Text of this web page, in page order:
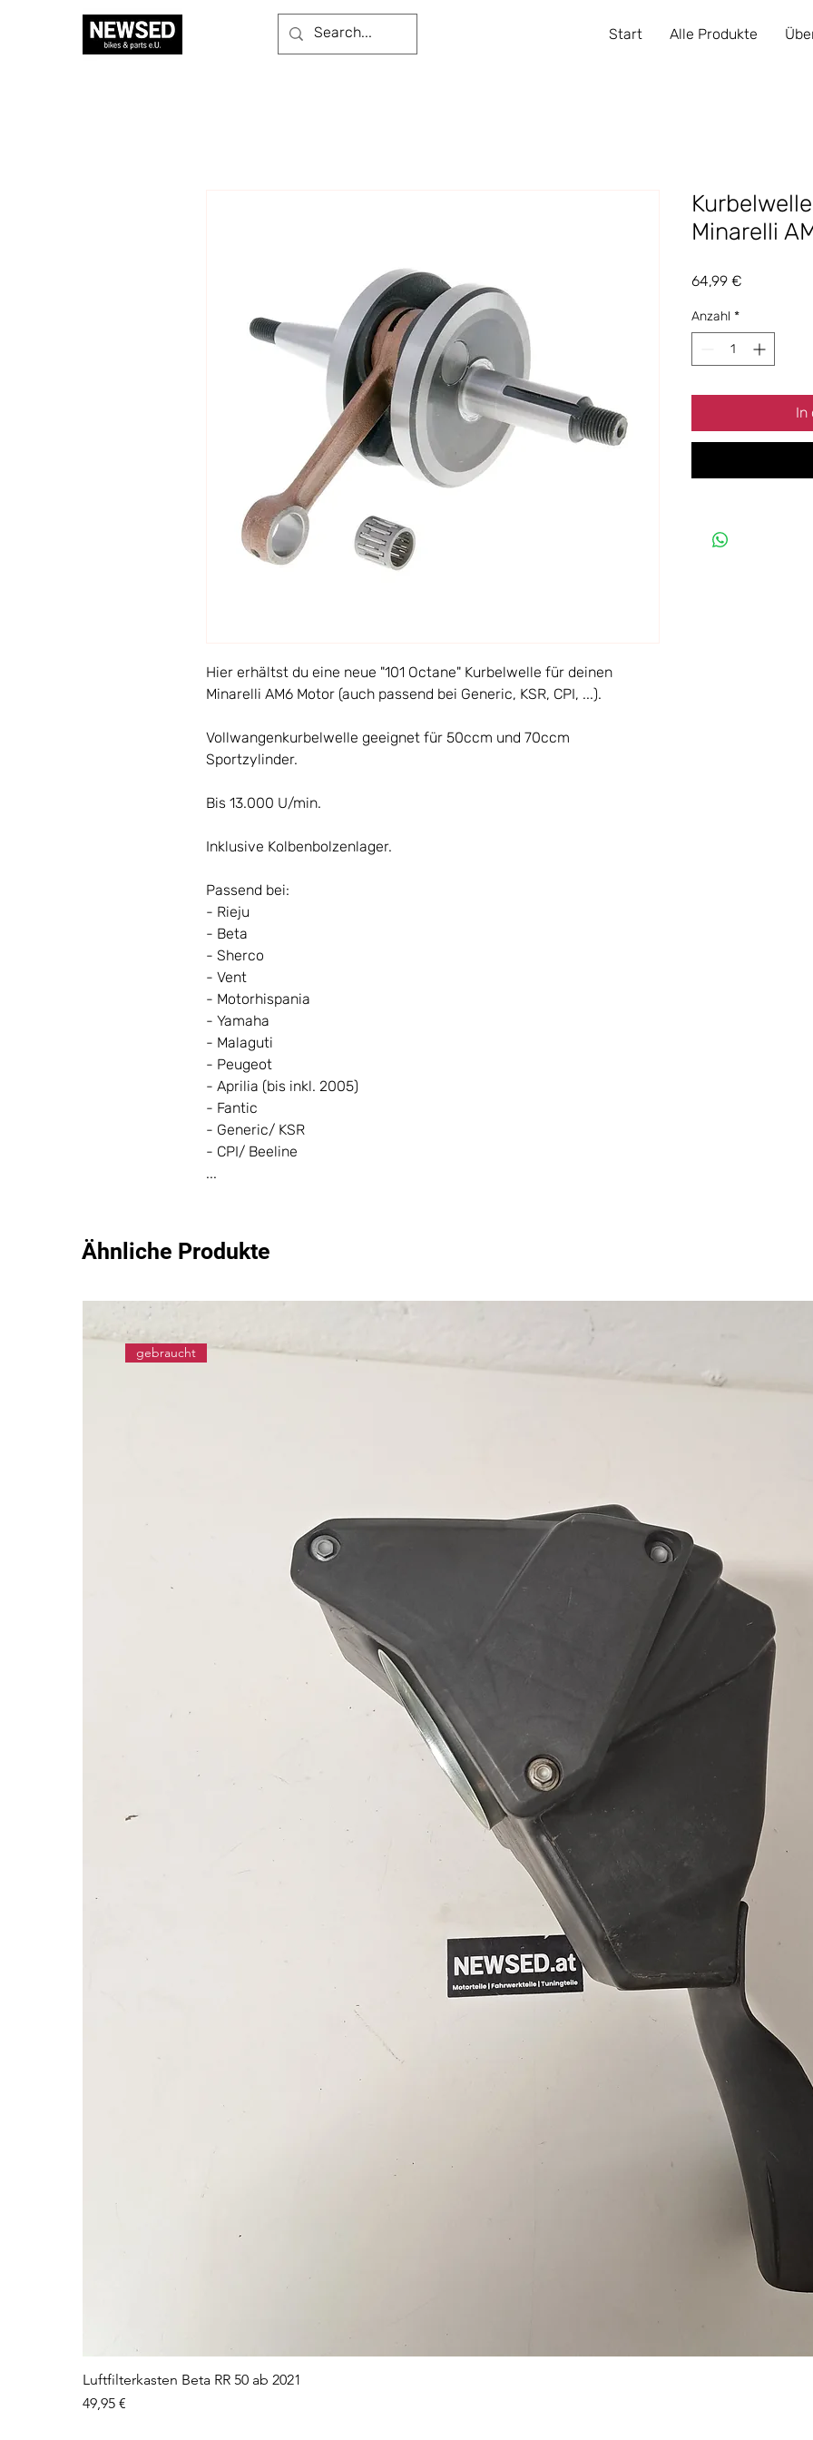
Start Alle Produkte
Hier erhältst du eine neue "101 Octane" Kurbelwelle für deinen
Minarelli AM6 Motor (auch passend bei Generic, KSR, CPI, ...).
Vollwangenkurbelwelle geeignet für 50ccm und 70ccm
Sportzylinder.
Bis 13.000 U/min.
Inklusive Kolbenbolzenlager.
Passend bei:
- Rieju
- Beta
- Sherco
- Vent
- Motorhispania
- Yamaha
- Malaguti
- Peugeot
- Aprilia (bis inkl. 2005)
- Fantic
- Generic/ KSR
- CPI/ Beeline
...
Minarelli
64,99 €
Anzahl *
In
Ähnliche Produkte
gebraucht
Luftfilterkasten Beta RR 50 ab 2021
Preis
49,95 €